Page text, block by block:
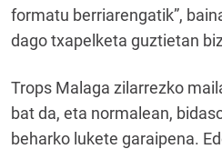
formatu berriarengatik”,
dago txapelketa guztietan
Trops Malaga zilarrezko
bat da, eta normalean,
beharko lukete garaipena.